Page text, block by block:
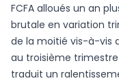
FCFA alloués un an
brutale en variation
de la moitié vis-à-vis
au troisième
traduit un